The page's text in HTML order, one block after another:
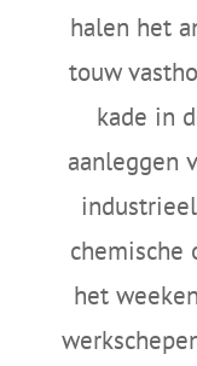
halen het
touw
kade in
aanleggen
chemische
het